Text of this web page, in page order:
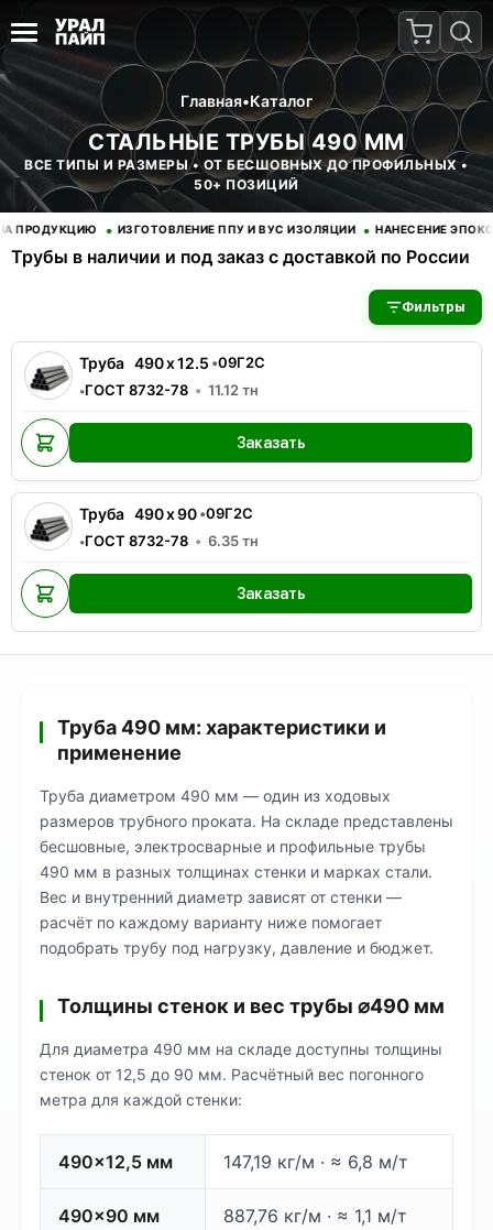
Главная•Каталог
СТАЛЬНЫЕ ТРУБЫ 490 ММ
ВСЕ ТИПЫ И РАЗМЕРЫ • ОТ БЕСШОВНЫХ ДО ПРОФИЛЬНЫХ •
50+ ПОЗИЦИЙ
• ИЗГОТОВЛЕНИЕ ППУ И ВУС ИЗОЛЯЦИИ • НАНЕСЕНИЕ
Трубы в наличии и под заказ с доставкой по России
В наличии 2 позиций трубы стальные. Купить трубы оптом с
Фильтры
Труба 490x12.5 •09Г2С
•ГОСТ 8732-78 11.12 тн
Заказать
Труба 490x90•09Г2С
•ГОСТ 8732-78 6.35тн
Заказать
Труба 490 мм: характеристики и
применение
Труба диаметром 490 мм — один из ходовых
размеров трубного проката. На складе представлены
бесшовные, электросварные и профильные трубы
490 мм в разных толщинах стенки и марках стали.
Вес и внутренний диаметр зависят от стенки —
расчёт по каждому варианту ниже помогает
подобрать трубу под нагрузку, давление и бюджет.
Толщины стенок и вес трубы ⌀490 мм
Для диаметра 490 мм на складе доступны толщины
стенок от 12,5 до 90 мм. Расчётный вес погонного
метра для каждой стенки:
490×12,5 мм 147,19 кг/м · ≈ 6,8 м/т
490×90 мм 887,76 кг/м · ≈ 1,1 м/т